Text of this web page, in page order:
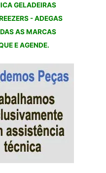
GELADEIRAS
- ADEGAS
AS MARCAS
E AGENDE.